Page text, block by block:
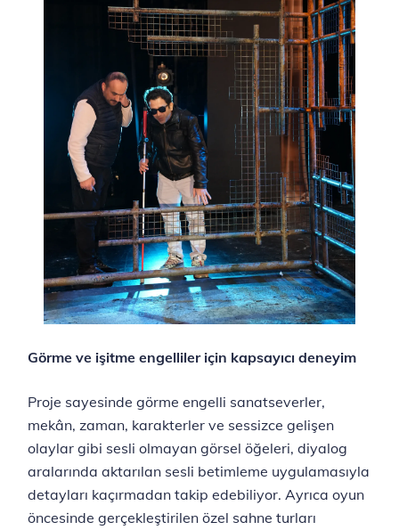
Görme ve işitme engelliler için kapsayıcı deneyim
Proje sayesinde görme engelli sanatseverler,
mekân, zaman, karakterler ve sessizce gelişen
olaylar gibi sesli olmayan görsel öğeleri, diyalog
aralarında aktarılan sesli betimleme uygulamasıyla
detayları kaçırmadan takip edebiliyor. Ayrıca oyun
öncesinde gerçekleştirilen özel sahne turları